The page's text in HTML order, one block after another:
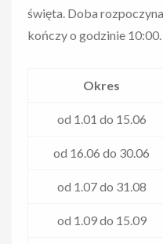
święta. Doba
kończy o godzinie 10:00.
Okres
od 1.01 do 15.06
od 16.06 do 30.06
od 1.07 do 31.08
od 1.09 do 15.09